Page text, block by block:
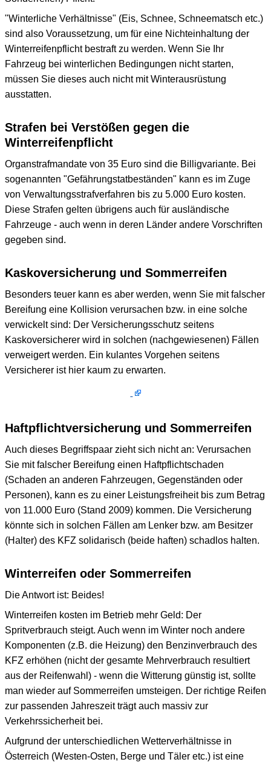
"Winterliche Verhältnisse" (Eis, Schnee, Schneematsch etc.)
sind also Voraussetzung, um für eine Nichteinhaltung der
Winterreifenpflicht bestraft zu werden. Wenn Sie Ihr
Fahrzeug bei winterlichen Bedingungen nicht starten,
müssen Sie dieses auch nicht mit Winterausrüstung
ausstatten.
Strafen bei Verstößen gegen die
Winterreifenpflicht
Organstrafmandate von 35 Euro sind die Billigvariante. Bei
sogenannten "Gefährungstatbeständen" kann es im Zuge
von Verwaltungsstrafverfahren bis zu 5.000 Euro kosten.
Diese Strafen gelten übrigens auch für ausländische
Fahrzeuge - auch wenn in deren Länder andere Vorschriften
gegeben sind.
Kaskoversicherung und Sommerreifen
Besonders teuer kann es aber werden, wenn Sie mit falscher
Bereifung eine Kollision verursachen bzw. in eine solche
verwickelt sind: Der Versicherungsschutz seitens
Kaskoversicherer wird in solchen (nachgewiesenen) Fällen
verweigert werden. Ein kulantes Vorgehen seitens
Versicherer ist hier kaum zu erwarten.
Haftpflichtversicherung und Sommerreifen
Auch dieses Begriffspaar zieht sich nicht an: Verursachen
Sie mit falscher Bereifung einen Haftpflichtschaden
(Schaden an anderen Fahrzeugen, Gegenständen oder
Personen), kann es zu einer Leistungsfreiheit bis zum Betrag
von 11.000 Euro (Stand 2009) kommen. Die Versicherung
könnte sich in solchen Fällen am Lenker bzw. am Besitzer
(Halter) des KFZ solidarisch (beide haften) schadlos halten.
Winterreifen oder Sommerreifen
Die Antwort ist: Beides!
Winterreifen kosten im Betrieb mehr Geld: Der
Spritverbrauch steigt. Auch wenn im Winter noch andere
Komponenten (z.B. die Heizung) den Benzinverbrauch des
KFZ erhöhen (nicht der gesamte Mehrverbrauch resultiert
aus der Reifenwahl) - wenn die Witterung günstig ist, sollte
man wieder auf Sommerreifen umsteigen. Der richtige Reifen
zur passenden Jahreszeit trägt auch massiv zur
Verkehrssicherheit bei.
Aufgrund der unterschiedlichen Wetterverhältnisse in
Österreich (Westen-Osten, Berge und Täler etc.) ist eine